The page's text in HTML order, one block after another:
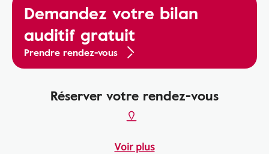
Demandez votre bilan
auditif gratuit
Prendre rendez-vous
Réserver votre rendez-vous
Voir plus